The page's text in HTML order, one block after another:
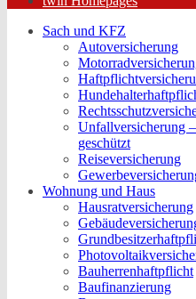
Sach und KFZ
Autoversicherung
Unfallversicherung
geschützt
Reiseversicherung
Wohnung und Haus
Hausratversicherung
Bauherrenhaftpflicht
Baufinanzierung